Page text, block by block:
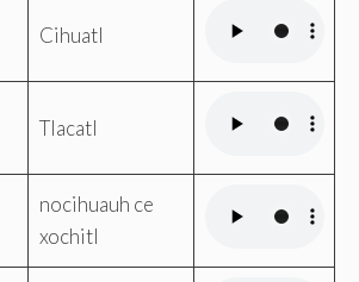
Cihuatl
Tlacatl
nocihuauh ce
xochitl